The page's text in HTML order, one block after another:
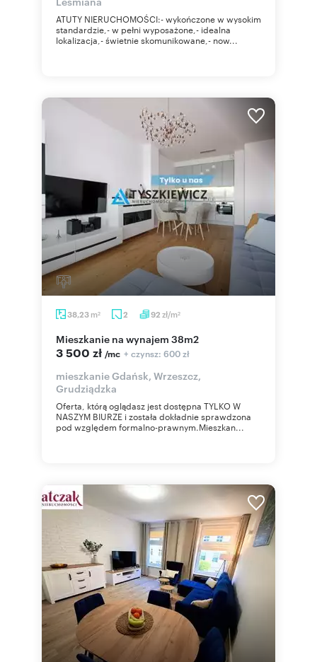
ATUTY NIERUCHOMOŚCI:- wykończone w wysokim
standardzie,- w pełni wyposażone,- idealna
lokalizacja,- świetnie skomunikowane,- now...
38,23 m2 2 92 zł/m2
mieszkanie na wynajem 38m2
3 500 zł /mc + czynsz: 600 zł
mieszkanie Gdańsk, Wrzeszcz,
Grudziądzka
Oferta, którą oglądasz jest dostępna TYLKO W
NASZYM BIURZE i została dokładnie sprawdzona
pod względem formalno-prawnym.Mieszkan...